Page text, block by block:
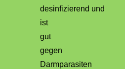
desinfizierend und
ist
gut
gegen
Darmparasiten